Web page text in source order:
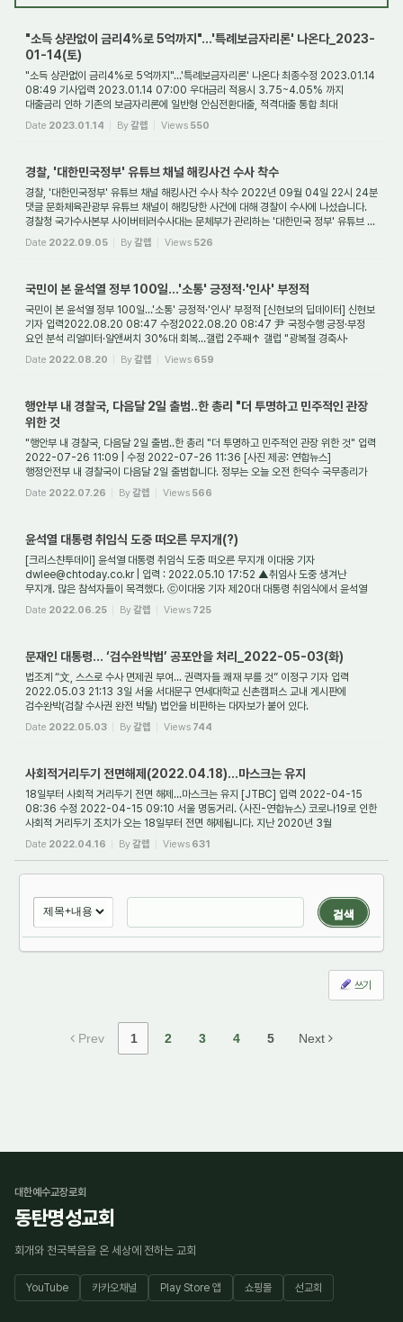
"소득 상관없이 금리4%로 5억까지"…'특례보금자리론' 나온다_2023-
01-14(토)
"소득 상관없이 금리4%로 5억까지"…'특례보금자리론' 나온다 최종수정 2023.01.14
08:49 기사입력 2023.01.14 07:00 우대금리 적용시 3.75~4.05% 까지
대출금리 인하 기존의 보금자리론에 일반형 안심전환대출, 적격대출 통합 최대
5억원까지 LTV·DTI 한도 안...
Date 2023.01.14 By갈렙 Views 550
경찰, '대한민국정부' 유튜브 채널 해킹사건 수사 착수
경찰, '대한민국정부' 유튜브 채널 해킹사건 수사 착수 2022년 09월 04일 22시 24분
댓글 문화체육관광부 유튜브 채널이 해킹당한 사건에 대해 경찰이 수사에 나섰습니다.
경찰청 국가수사본부 사이버테러수사대는 문체부가 관리하는 '대한민국 정부' 유튜브 ...
Date 2022.09.05 By갈렙 Views 526
국민이 본 윤석열 정부 100일…'소통' 긍정적·'인사' 부정적
국민이 본 윤석열 정부 100일…'소통' 긍정적·'인사' 부정적 [신현보의 딥데이터] 신현보
기자 입력2022.08.20 08:47 수정2022.08.20 08:47 尹 국정수행 긍정·부정
요인 분석 리얼미터·알앤써치 30%대 회복…갤럽 2주째↑ 갤럽 "광복절 경축사·
기자회견에 지지층 ...
Date 2022.08.20 By갈렙 Views 659
행안부 내 경찰국, 다음달 2일 출범‥한 총리 "더 투명하고 민주적인 관장
위한 것
"행안부 내 경찰국, 다음달 2일 출범‥한 총리 "더 투명하고 민주적인 관장 위한 것" 입력
2022-07-26 11:09 | 수정 2022-07-26 11:36 [사진 제공: 연합뉴스]
행정안전부 내 경찰국이 다음달 2일 출범합니다. 정부는 오늘 오전 한덕수 국무총리가
주재한 국무회...
Date 2022.07.26 By갈렙 Views 566
윤석열 대통령 취임식 도중 떠오른 무지개(?)
[크리스챤투데이] 윤석열 대통령 취임식 도중 떠오른 무지개 이대웅 기자
dwlee@chtoday.co.kr | 입력 : 2022.05.10 17:52 ▲취임사 도중 생겨난
무지개. 많은 참석자들이 목격했다. ⓒ이대웅 기자 제20대 대통령 취임식에서 윤석열
대통령의 취임사 도중, 취임...
Date 2022.06.25 By갈렙 Views 725
문재인 대통령... ‘검수완박법’ 공포안을 처리_2022-05-03(화)
법조계 “文, 스스로 수사 면제권 부여... 권력자들 쾌재 부를 것” 이정구 기자 입력
2022.05.03 21:13 3일 서울 서대문구 연세대학교 신촌캠퍼스 교내 게시판에
검수완박(검찰 수사권 완전 박탈) 법안을 비판하는 대자보가 붙어 있다.
신전국대학생대표자협의...
Date 2022.05.03 By갈렙 Views 744
사회적거리두기 전면해제(2022.04.18)...마스크는 유지
18일부터 사회적 거리두기 전면 해제…마스크는 유지 [JTBC] 입력 2022-04-15
08:36 수정 2022-04-15 09:10 서울 명동거리. 〈사진-연합뉴스〉 코로나19로 인한
사회적 거리두기 조치가 오는 18일부터 전면 해제됩니다. 지난 2020년 3월
거리두기가 도입된 이후...
Date 2022.04.16 By갈렙 Views 631
검색
쓰기
Prev 1 2 3 4 5 Next
대한예수교장로회
동탄명성교회
회개와 천국복음을 온 세상에 전하는 교회
YouTube 카카오채널 Play Store 앱 쇼핑몰 선교회